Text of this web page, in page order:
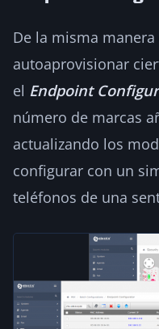
De la misma
autoaprovisionar
el Endpoint
número de marcas
actualizando los
configurar con un
teléfonos de una